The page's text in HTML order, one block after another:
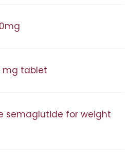
mg tablet
semaglutide for weight